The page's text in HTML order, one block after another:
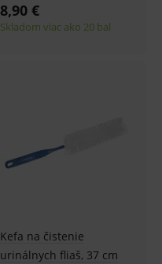
8,90 €
Skladom viac ako 20 bal
Kefa na čistenie
urinálnych fliaš, 37 cm